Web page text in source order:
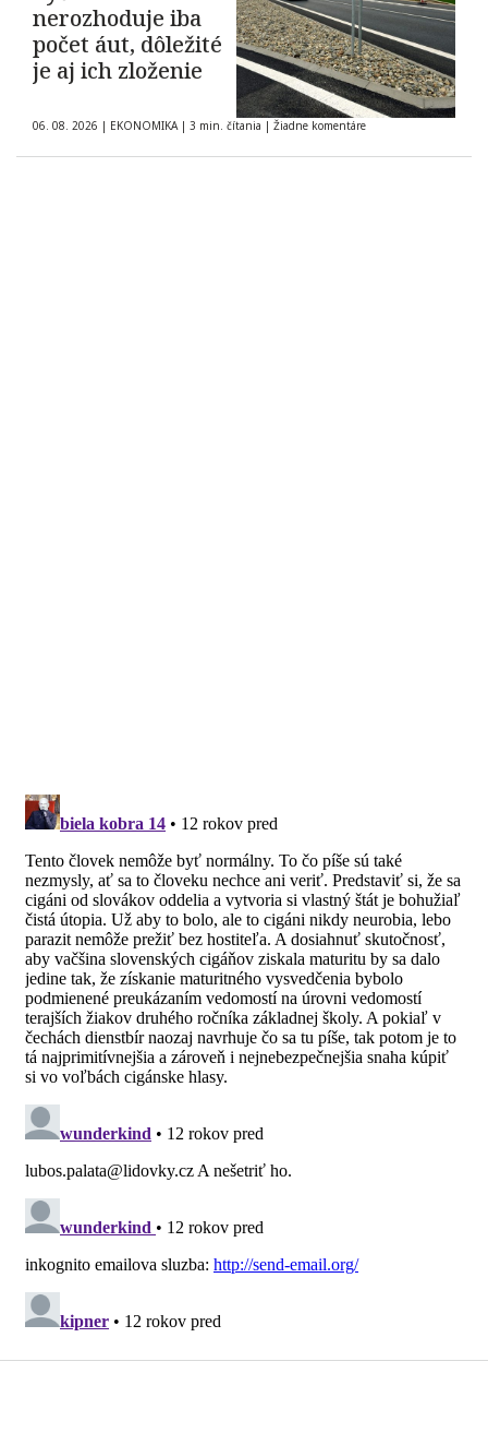
nerozhoduje iba
počet áut, dôležité
je aj ich zloženie
06. 08. 2026 | EKONOMIKA | 3 min. čítania | Žiadne komentáre